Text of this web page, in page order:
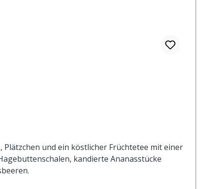
Plätzchen und ein köstlicher Früchtetee mit einer
kandierte Ananasstücke